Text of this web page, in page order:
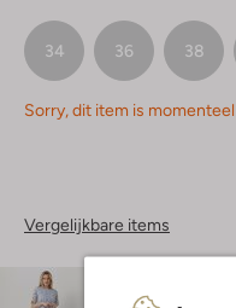
34 36 38
Sorry, dit item is
Vergelijkbare items